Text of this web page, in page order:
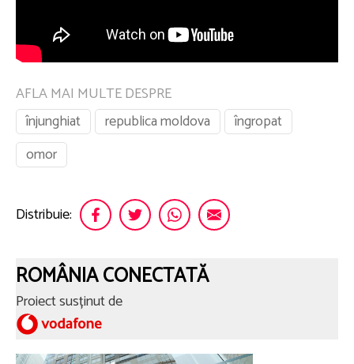
AFLA MAI MULTE DESPRE
înjunghiat
republica moldova
îngropat
omor
Distribuie:
ROMÂNIA CONECTATĂ
Proiect susținut de